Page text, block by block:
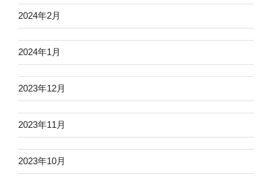
2024年2月
2024年1月
2023年12月
2023年11月
2023年10月